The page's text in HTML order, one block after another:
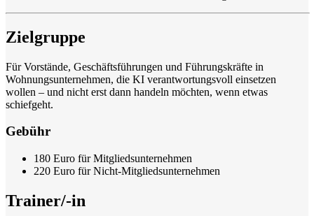
Zielgruppe
Für Vorstände, Geschäftsführungen und Führungskräfte in
Wohnungsunternehmen, die KI verantwortungsvoll einsetzen
wollen – und nicht erst dann handeln möchten, wenn etwas
schiefgeht.
Gebühr
180 Euro für Mitgliedsunternehmen
220 Euro für Nicht-Mitgliedsunternehmen
Trainer/-in